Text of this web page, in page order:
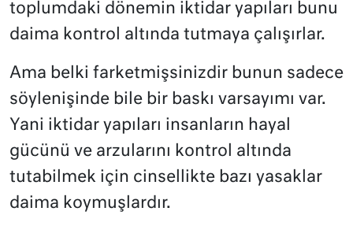
toplumdaki dönemin iktidar yapıları bunu
daima kontrol altında tutmaya çalışırlar.
Ama belki farketmişsinizdir bunun sadece
söylenişinde bile bir baskı varsayımı var.
Yani iktidar yapıları insanların hayal
gücünü ve arzularını kontrol altında
tutabilmek için cinsellikte bazı yasaklar
daima koymuşlardır.